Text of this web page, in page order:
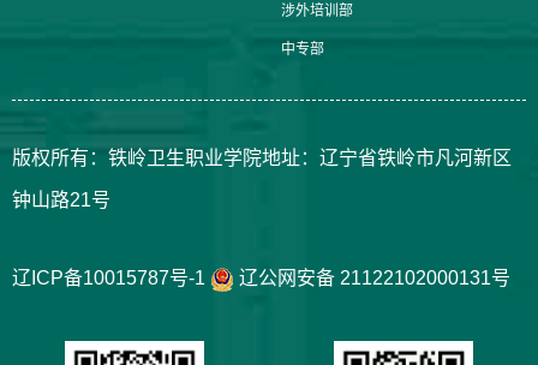
涉外培训部
中专部
版权所有：铁岭卫生职业学院地址：辽宁省铁岭市凡河新区
钟山路21号
辽ICP备10015787号-1 辽公网安备 21122102000131号